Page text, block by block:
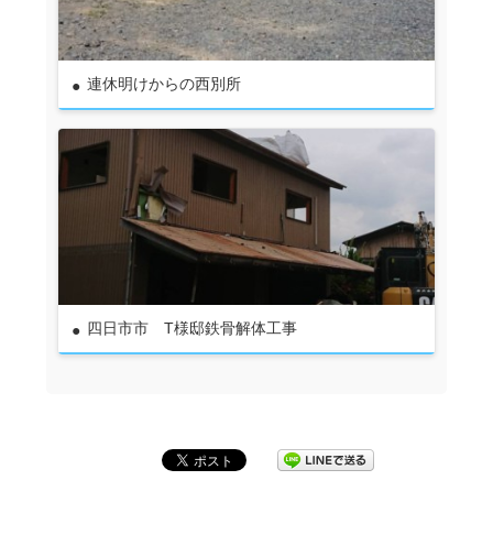
連休明けからの西別所
四日市市 T様邸鉄骨解体工事